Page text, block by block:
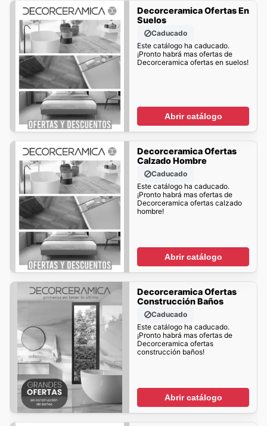
Decorceramica Ofertas En
Suelos
Caducado
Este catálogo ha caducado.
¡Pronto habrá mas ofertas de
Decorceramica ofertas en suelos!
Abrir catálogo
Decorceramica Ofertas
Calzado Hombre
Caducado
Este catálogo ha caducado.
¡Pronto habrá mas ofertas de
Decorceramica ofertas calzado
hombre!
Abrir catálogo
Decorceramica Ofertas
Construcción Baños
Caducado
Este catálogo ha caducado.
¡Pronto habrá mas ofertas de
Decorceramica ofertas
construcción baños!
Abrir catálogo